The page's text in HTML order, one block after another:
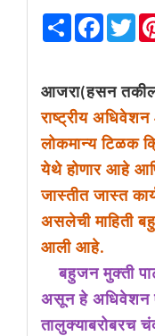
Share Facebook
आजरा(हसन
राष्ट्रीय
लोकमान्य टिळक
येथे होणार आहे
जास्तीत जास्त
असलेची माहिती
आली आहे.
बहुजन मुक्ती
असून हे अधिवेशन
तालुक्याबरोबरच